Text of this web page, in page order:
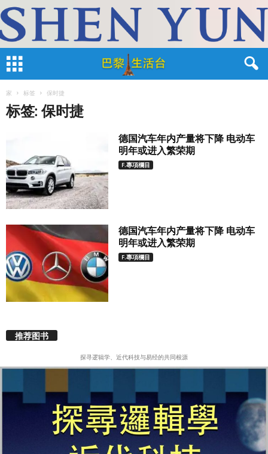
家 标签 保时捷
标签: 保时捷
德国汽车年内产量将下降 电动车
明年或进入繁荣期
F.專項欄目
德国汽车年内产量将下降 电动车
明年或进入繁荣期
F.專項欄目
推荐图书
探寻逻辑学、近代科技与易经的共同根源